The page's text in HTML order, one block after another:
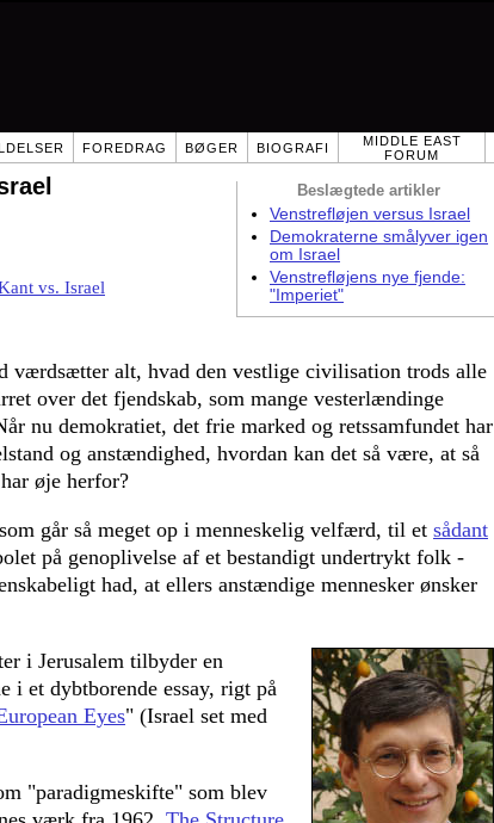
FOREDRAG BØGER BIOGRAFI
MIDDLE EAST
FORUM
Beslægtede artikler
Venstrefløjen versus Israel
Demokraterne smålyver igen
om Israel
Venstrefløjens nye fjende:
"Imperiet"
vs. Israel
værdsætter alt, hvad den vestlige civilisation trods alle
over det fjendskab, som mange vesterlændinge
nu demokratiet, det frie marked og retssamfundet har
og anstændighed, hvordan kan det så være, at så
øje herfor?
går så meget op i menneskelig velfærd, til et sådant
på genoplivelse af et bestandigt undertrykt folk -
had, at ellers anstændige mennesker ønsker
i Jerusalem tilbyder en
i et dybtborende essay, rigt på
Eyes" (Israel set med
"paradigmeskifte" som blev